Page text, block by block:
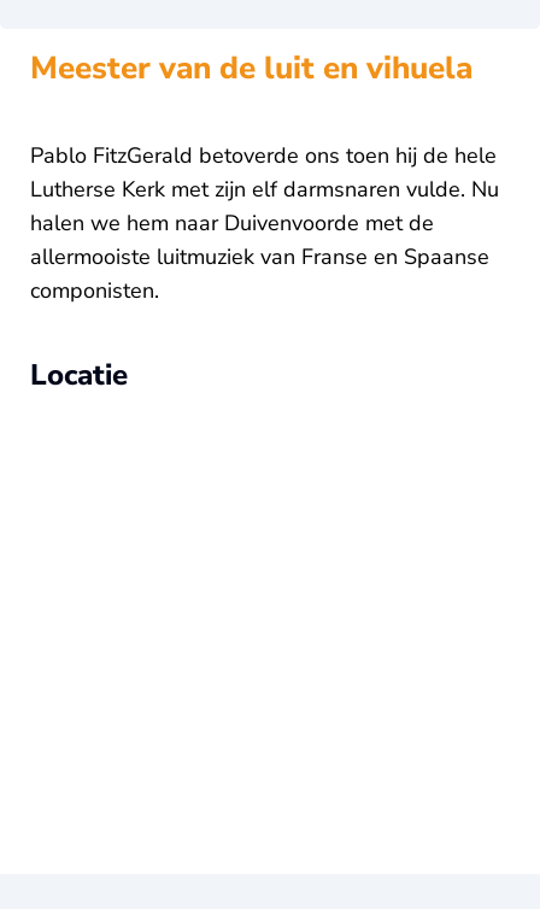
Meester van de luit en vihuela
Pablo FitzGerald betoverde ons toen hij de hele
Lutherse Kerk met zijn elf darmsnaren vulde. Nu
halen we hem naar Duivenvoorde met de
allermooiste luitmuziek van Franse en Spaanse
componisten.
Locatie